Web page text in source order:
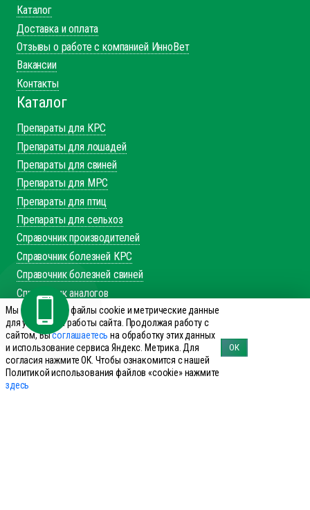
Каталог
Доставка и оплата
Отзывы о работе с компанией ИнноВет
Вакансии
Контакты
Каталог
Препараты для КРС
Препараты для лошадей
Препараты для свиней
Препараты для МРС
Препараты для птиц
Препараты для сельхоз
Справочник производителей
Справочник болезней КРС
Справочник болезней свиней
Справочник аналогов
+7 (495) 644-19-69
Заказать звонок
143960 Реутов, ул. Фабричная дом 8
office@innovet.ru
Мы используем файлы cookie и метрические данные
для улучшения работы сайта. Продолжая работу с
сайтом, Высоглашаетесь на обработку этих данных
и использование сервиса Яндекс. Метрика. Для
согласия нажмите ОК. Чтобы ознакомится с нашей
Политикой использования файлов «cookie» нажмите
здесь
ОК